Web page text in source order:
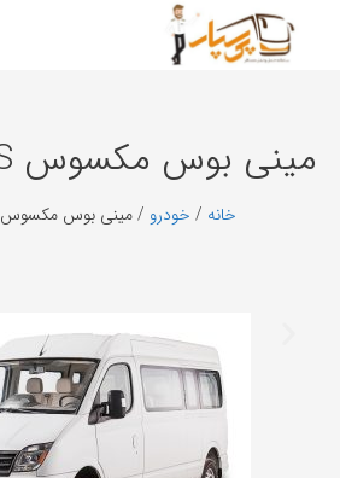
مینی بوس مكسوس 80V MAXUS
خانه / خودرو / مینی بوس مكسوس 80V MAXUS